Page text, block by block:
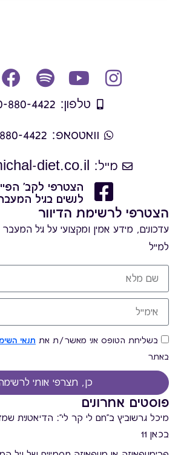
טלפון: 050-880-4422
וואטסאפ: 050-880-4422
מייל: info@michal-diet.co.il
הצטרפי לקב'
לנשים בגיל
פוסטים אחרונים
מיכל גרשוביץ ב"חם לי קר לי": הדיאטנית
בכאן 11
הצטרפי לרשימת הדיוור
עדכונים, מידע אמין ומקצועי על גיל
למייל
בשליחת הטופס אני מאשר/ת את תנאי
באתר
כן, תצרפי אותי